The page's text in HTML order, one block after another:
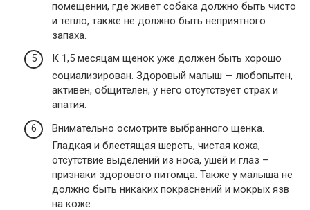
помещении, где живет собака должно быть чисто
и тепло, также не должно быть неприятного
запаха.
К 1,5 месяцам щенок уже должен быть хорошо
социализирован. Здоровый малыш — любопытен,
активен, общителен, у него отсутствует страх и
апатия.
Внимательно осмотрите выбранного щенка.
Гладкая и блестящая шерсть, чистая кожа,
отсутствие выделений из носа, ушей и глаз –
признаки здорового питомца. Также у малыша не
должно быть никаких покраснений и мокрых язв
на коже.